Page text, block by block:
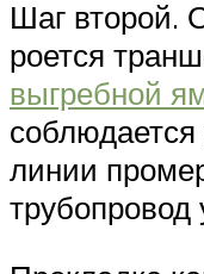
Шаг второй.
роется
выгребной
линии
трубопровод